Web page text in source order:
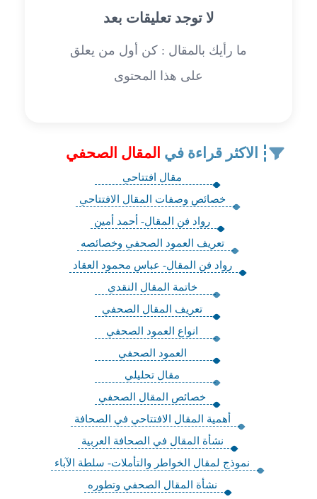
لا توجد تعليقات بعد
ما رأيك بالمقال : كن أول من يعلق
على هذا المحتوى
الاكثر قراءة في المقال الصحفي
مقال افتتاحي
خصائص وصفات المقال الافتتاحي
رواد فن المقال- أحمد أمين
تعريف العمود الصحفي وخصائصه
رواد فن المقال- عباس محمود العقاد
خاتمة المقال النقدي
تعريف المقال الصحفي
انواع العمود الصحفي
العمود الصحفي
مقال تحليلي
خصائص المقال الصحفي
أهمية المقال الافتتاحي في الصحافة
نشأة المقال في الصحافة العربية
نموذج لمقال الخواطر والتأملات- سلطة الآباء
نشأة المقال الصحفي وتطوره